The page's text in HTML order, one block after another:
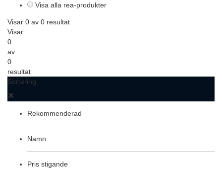
Visa alla rea-produkter
Visar 0 av 0 resultat
Visar
0
av
0
resultat
Sortering
Rekommenderad
Namn
Pris stigande